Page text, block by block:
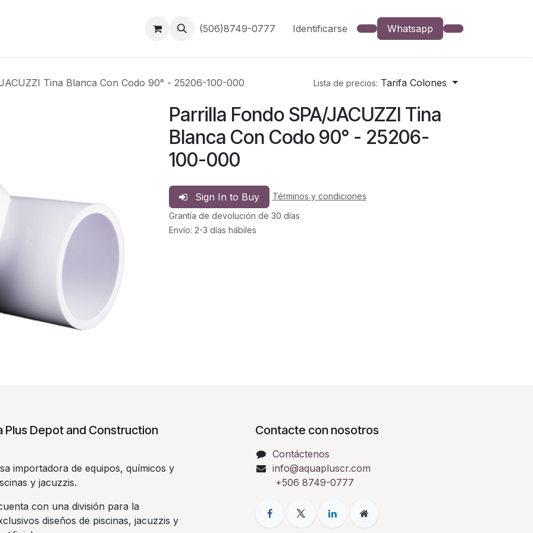
(506)8749-0777 Identificarse Whatsapp
Tina Blanca Con Codo 90° - 25206-100-000 Lista de precios: Tarifa Colones
Parrilla Fondo SPA/JACUZZI Tina
Blanca Con Codo 90° - 25206-
100-000
Sign In to Buy
Términos y condiciones
Grantía de devolución de 30 días
Envío: 2-3 días hábiles
Plus Depot and Construction
importadora de equipos, químicos y
y jacuzzis.
con una división para la
diseños de piscinas, jacuzzis y
Contacte con nosotros
Contáctenos
info@aquapluscr.com
+506 8749-0777